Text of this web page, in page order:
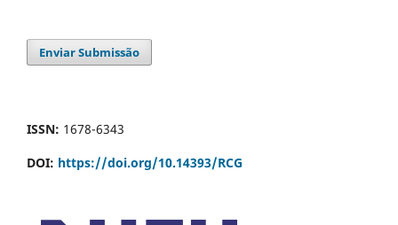
Enviar Submissão
ISSN: 1678-6343
DOI: https://doi.org/10.14393/RCG